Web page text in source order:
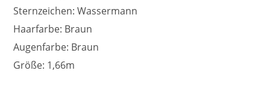
Sternzeichen: Wassermann
Haarfarbe: Braun
Augenfarbe: Braun
Größe: 1,66m